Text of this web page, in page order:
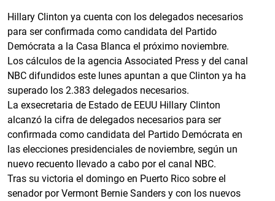
Hillary Clinton ya cuenta con los delegados necesarios
para ser confirmada como candidata del Partido
Demócrata a la Casa Blanca el próximo noviembre.
Los cálculos de la agencia Associated Press y del canal
NBC difundidos este lunes apuntan a que Clinton ya ha
superado los 2.383 delegados necesarios.
La exsecretaria de Estado de EEUU Hillary Clinton
alcanzó la cifra de delegados necesarios para ser
confirmada como candidata del Partido Demócrata en
las elecciones presidenciales de noviembre, según un
nuevo recuento llevado a cabo por el canal NBC.
Tras su victoria el domingo en Puerto Rico sobre el
senador por Vermont Bernie Sanders y con los nuevos